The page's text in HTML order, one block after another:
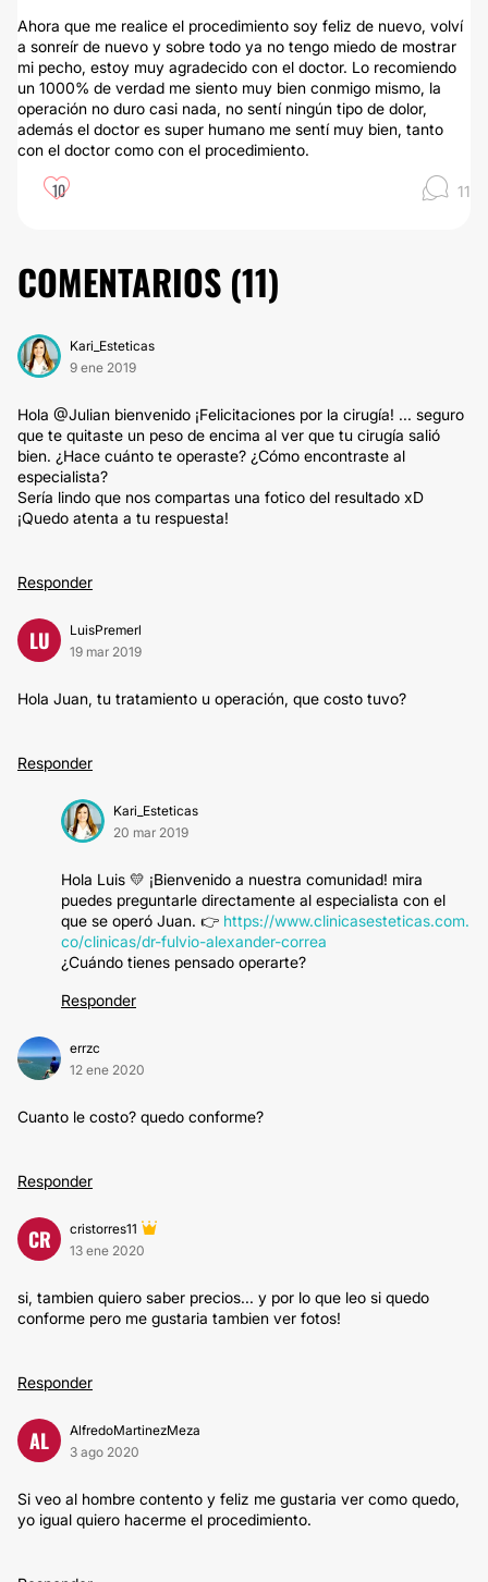
Ahora que me realice el procedimiento soy feliz de nuevo, volví
a sonreír de nuevo y sobre todo ya no tengo miedo de mostrar
mi pecho, estoy muy agradecido con el doctor. Lo recomiendo
un 1000% de verdad me siento muy bien conmigo mismo, la
operación no duro casi nada, no sentí ningún tipo de dolor,
además el doctor es super humano me sentí muy bien, tanto
con el doctor como con el procedimiento.
10 11
COMENTARIOS (11)
Kari_Esteticas
9 ene 2019
Hola @Julian bienvenido ¡Felicitaciones por la cirugía! ... seguro
que te quitaste un peso de encima al ver que tu cirugía salió
bien. ¿Hace cuánto te operaste? ¿Cómo encontraste al
especialista?
Sería lindo que nos compartas una fotico del resultado xD
¡Quedo atenta a tu respuesta!
Responder
LU
LuisPremerl
19 mar 2019
Hola Juan, tu tratamiento u operación, que costo tuvo?
Responder
Kari_Esteticas
20 mar 2019
Hola Luis 💛 ¡Bienvenido a nuestra comunidad! mira
puedes preguntarle directamente al especialista con el
que se operó Juan. 👉 https://www.clinicasesteticas.com.
co/clinicas/dr-fulvio-alexander-correa
¿Cuándo tienes pensado operarte?
Responder
errzc
12 ene 2020
Cuanto le costo? quedo conforme?
Responder
CR
cristorres11
13 ene 2020
si, tambien quiero saber precios... y por lo que leo si quedo
conforme pero me gustaria tambien ver fotos!
Responder
AL
AlfredoMartinezMeza
3 ago 2020
Si veo al hombre contento y feliz me gustaria ver como quedo,
yo igual quiero hacerme el procedimiento.